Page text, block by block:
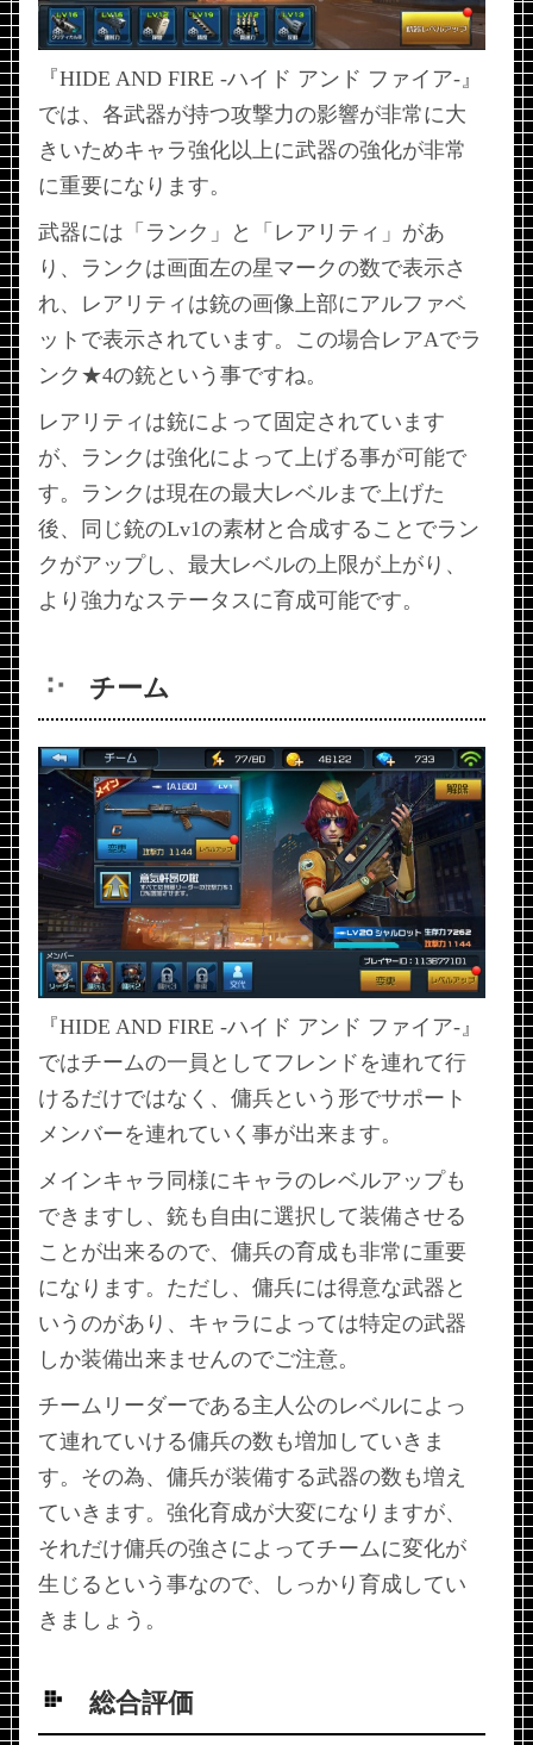
『HIDE AND FIRE -ハイド アンド ファイア-』
では、各武器が持つ攻撃力の影響が非常に大
きいためキャラ強化以上に武器の強化が非常
に重要になります。
武器には「ランク」と「レアリティ」があ
り、ランクは画面左の星マークの数で表示さ
れ、レアリティは銃の画像上部にアルファベ
ットで表示されています。この場合レアAでラ
ンク★4の銃という事ですね。
レアリティは銃によって固定されています
が、ランクは強化によって上げる事が可能で
す。ランクは現在の最大レベルまで上げた
後、同じ銃のLv1の素材と合成することでラン
クがアップし、最大レベルの上限が上がり、
より強力なステータスに育成可能です。
チーム
『HIDE AND FIRE -ハイド アンド ファイア-』
ではチームの一員としてフレンドを連れて行
けるだけではなく、傭兵という形でサポート
メンバーを連れていく事が出来ます。
メインキャラ同様にキャラのレベルアップも
できますし、銃も自由に選択して装備させる
ことが出来るので、傭兵の育成も非常に重要
になります。ただし、傭兵には得意な武器と
いうのがあり、キャラによっては特定の武器
しか装備出来ませんのでご注意。
チームリーダーである主人公のレベルによっ
て連れていける傭兵の数も増加していきま
す。その為、傭兵が装備する武器の数も増え
ていきます。強化育成が大変になりますが、
それだけ傭兵の強さによってチームに変化が
生じるという事なので、しっかり育成してい
きましょう。
総合評価